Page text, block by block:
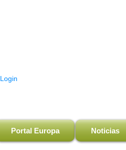
Login
Portal Europa Noticias